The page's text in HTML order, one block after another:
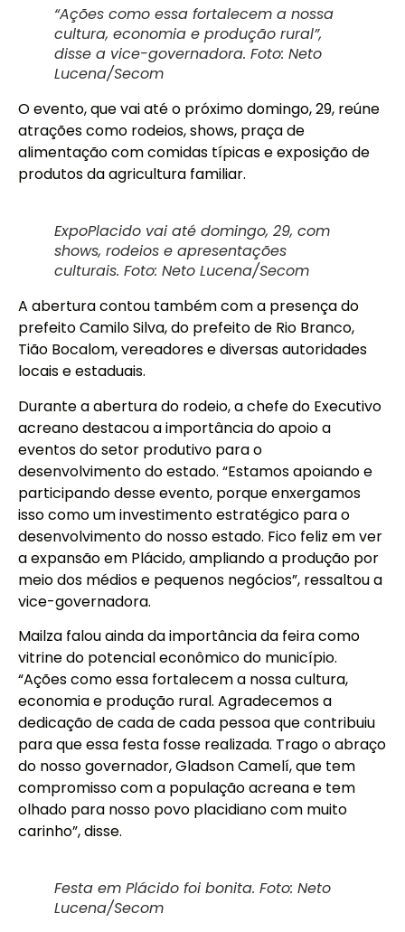
“Ações como essa fortalecem a nossa
cultura, economia e produção rural”,
disse a vice-governadora. Foto: Neto
Lucena/Secom
O evento, que vai até o próximo domingo, 29, reúne
atrações como rodeios, shows, praça de
alimentação com comidas típicas e exposição de
produtos da agricultura familiar.
ExpoPlacido vai até domingo, 29, com
shows, rodeios e apresentações
culturais. Foto: Neto Lucena/Secom
A abertura contou também com a presença do
prefeito Camilo Silva, do prefeito de Rio Branco,
Tião Bocalom, vereadores e diversas autoridades
locais e estaduais.
Durante a abertura do rodeio, a chefe do Executivo
acreano destacou a importância do apoio a
eventos do setor produtivo para o
desenvolvimento do estado. “Estamos apoiando e
participando desse evento, porque enxergamos
isso como um investimento estratégico para o
desenvolvimento do nosso estado. Fico feliz em ver
a expansão em Plácido, ampliando a produção por
meio dos médios e pequenos negócios”, ressaltou a
vice-governadora.
Mailza falou ainda da importância da feira como
vitrine do potencial econômico do município.
“Ações como essa fortalecem a nossa cultura,
economia e produção rural. Agradecemos a
dedicação de cada de cada pessoa que contribuiu
para que essa festa fosse realizada. Trago o abraço
do nosso governador, Gladson Camelí, que tem
compromisso com a população acreana e tem
olhado para nosso povo placidiano com muito
carinho”, disse.
Festa em Plácido foi bonita. Foto: Neto
Lucena/Secom